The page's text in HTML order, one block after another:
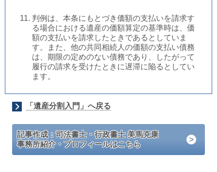
判例は、本条にもとづき価額の支払いを請求す
る場合における遺産の価額算定の基準時は、価
額の支払いを請求したときであるとしていま
す。また、他の共同相続人の価額の支払い債務
は、期限の定めのない債務であり、したがって
履行の請求を受けたときに遅滞に陥るとしてい
ます。
「遺産分割入門」へ戻る
記事作成：司法書士・行政書士 美馬克康
事務所紹介・プロフィールはこちら